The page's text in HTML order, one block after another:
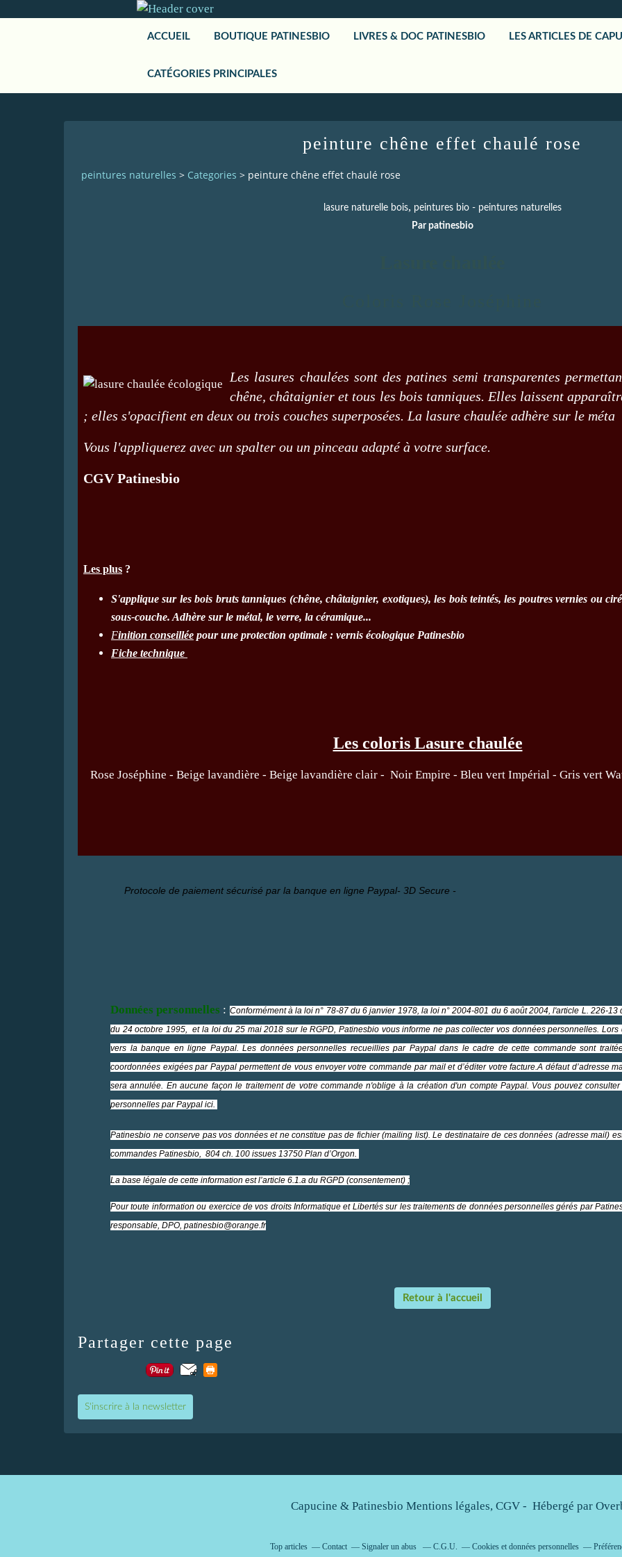
ACCUEIL BOUTIQUE PATINESBIO LIVRES & DOC PATINESBIO LES ARTICLES DE
CATÉGORIES PRINCIPALES
peinture chêne effet chaulé rose
peintures naturelles > Categories > peinture chêne effet chaulé rose
lasure naturelle bois, peintures bio - peintures naturelles
Par patinesbio
Les lasures chaulées sont des patines semi transparentes
chêne, châtaignier et tous les bois tanniques. Elles laissent
; elles s'opacifient en deux ou trois couches superposées. La lasure chaulée adhère sur le méta
Vous l'appliquerez avec un spalter ou un pinceau adapté à votre surface.
CGV Patinesbio
Les plus ?
S'applique sur les bois bruts tanniques (chêne, châtaignier, exotiques), les bois teintés, les poutres vernies ou
sous-couche. Adhère sur le métal, le verre, la céramique...
Finition conseillée pour une protection optimale : vernis écologique Patinesbio
Fiche technique
Les coloris Lasure chaulée
Rose Joséphine - Beige lavandière - Beige lavandière clair - Noir Empire - Bleu vert Impérial- Gris vert
Protocole de paiement sécurisé par la banque en ligne Paypal- 3D Secure -
Données personnelles : Conformément à la loin° 78-87 du 6 janvier 1978, la loi n° 2004-801 du 6 août 2004, l'article L. 226-
du 24 octobre 1995, et la loi du 25 mai 2018 sur le RGPD, Patinesbio vous informe ne pas collecter vos données personnelles.
vers la banque en ligne Paypal. Les données personnelles recueillies par Paypal dans le cadre de cette commande sont
coordonnées exigées par Paypal permettent de vous envoyer votre commande par mail et d’éditer votre facture.A défaut d’adresse
sera annulée. En aucune façon le traitement de votre commande n'oblige à la création d'un compte Paypal. Vous pouvez
personnelles par Paypal ici.
Patinesbio ne conserve pas vos données et ne constitue pas de fichier (mailing list). Le destinataire de ces données (adresse mail)
commandes Patinesbio, 804 ch. 100 issues 13750 Plan d’Orgon.
La base légale de cette information est l’article 6.1.a du RGPD (consentement) ;
Pour toute information ou exercice de vos droits Informatique et Libertés sur les traitements de données personnelles gérés par
responsable, DPO, patinesbio@orange.fr
Retour à l'accueil
Partager cette page
S'inscrire à la newsletter
Capucine & Patinesbio Mentions légales, CGV - Hébergé par
Top articles Contact Signaler un abus C.G.U. Cookies et données personnelles